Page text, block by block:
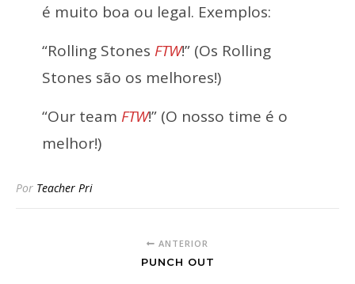
é muito boa ou legal. Exemplos:
“Rolling Stones FTW!” (Os Rolling
Stones são os melhores!)
“Our team FTW!” (O nosso time é o
melhor!)
Por Teacher Pri
ANTERIOR
PUNCH OUT